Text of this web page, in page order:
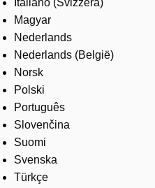
Italiano (Svizzera)
Magyar
Nederlands
Nederlands (België)
Norsk
Polski
Português
Slovenčina
Suomi
Svenska
Türkçe